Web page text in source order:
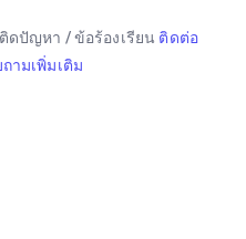
ดปัญหา / ข้อร้องเรียน ติดต่อ
ามเพิ่มเติม